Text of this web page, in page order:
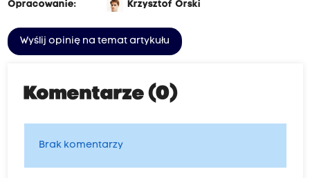
Opracowanie:
Krzysztof Orski
Wyślij opinię na temat artykułu
Komentarze (0)
Brak komentarzy